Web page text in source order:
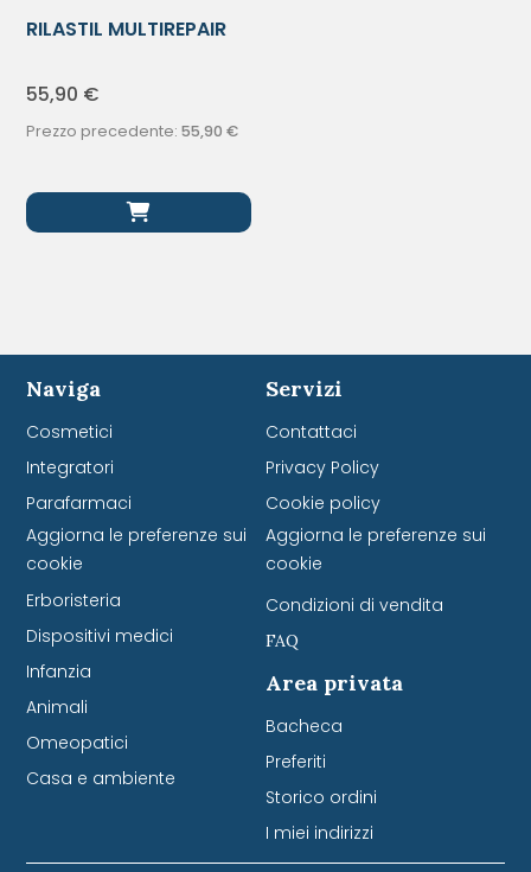
RILASTIL MULTIREPAIR
55,90 €
Prezzo precedente:55,90 €
Naviga
Cosmetici
Integratori
Parafarmaci
Aggiorna le preferenze sui
cookie
Erboristeria
Dispositivi medici
Infanzia
Animali
Omeopatici
Casa e ambiente
Servizi
Contattaci
Privacy Policy
Cookie policy
Aggiorna le preferenze sui
cookie
Condizioni di vendita
FAQ
Area privata
Bacheca
Preferiti
Storico ordini
I miei indirizzi